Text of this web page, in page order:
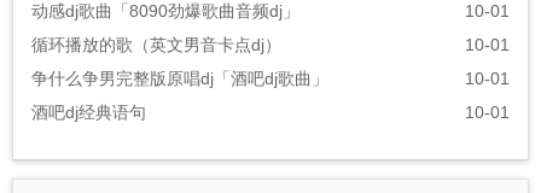
动感dj歌曲「8090劲爆歌曲音频dj」
10-01
循环播放的歌（英文男音卡点dj）
10-01
争什么争男完整版原唱dj「酒吧dj歌曲」
10-01
酒吧dj经典语句
10-01